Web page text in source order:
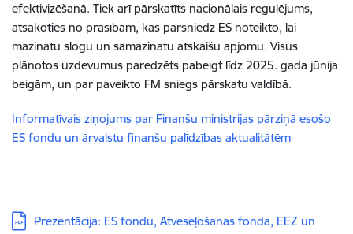
efektivizēšanā. Tiek arī pārskatīts nacionālais regulējums,
atsakoties no prasībām, kas pārsniedz ES noteikto, lai
mazinātu slogu un samazinātu atskaišu apjomu. Visus
plānotos uzdevumus paredzēts pabeigt līdz 2025. gada jūnija
beigām, un par paveikto FM sniegs pārskatu valdībā.
Informatīvais ziņojums par Finanšu ministrijas pārziņā esošo
ES fondu un ārvalstu finanšu palīdzības aktualitātēm
Lejupielādēt:
Prezentācija: ES fondu, Atveseļošanas fonda, EEZ un